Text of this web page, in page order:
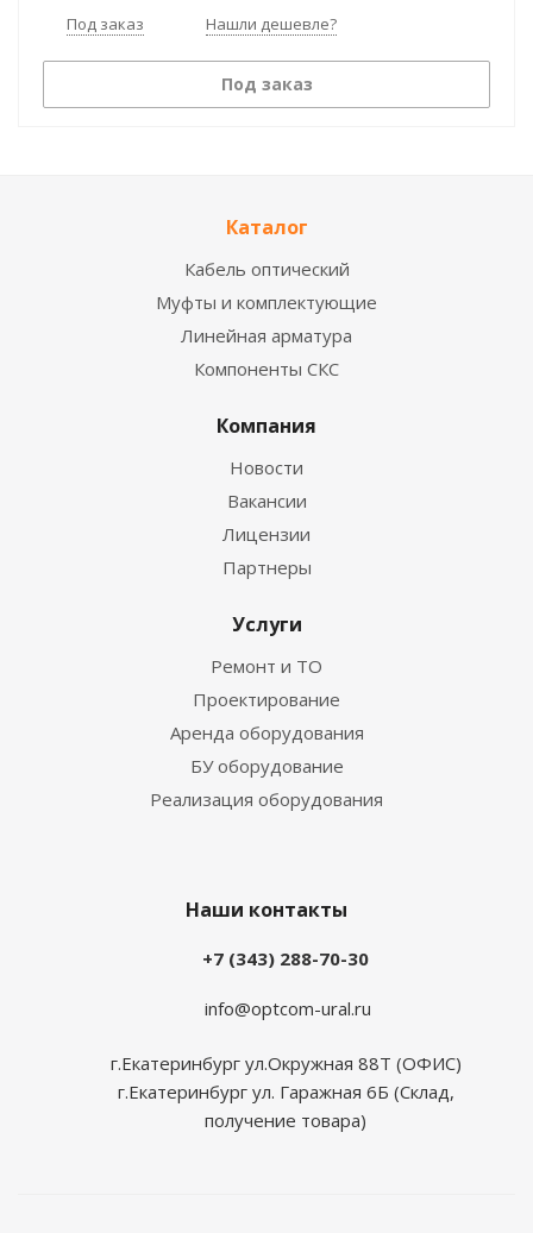
Под заказ Нашли дешевле?
Под заказ
Каталог
Кабель оптический
Муфты и комплектующие
Линейная арматура
Компоненты СКС
Компания
Новости
Вакансии
Лицензии
Партнеры
Услуги
Ремонт и ТО
Проектирование
Аренда оборудования
БУ оборудование
Реализация оборудования
Наши контакты
+7 (343) 288-70-30
info@optcom-ural.ru
г.Екатеринбург ул.Окружная 88Т (ОФИС)
г.Екатеринбург ул. Гаражная 6Б (Склад,
получение товара)